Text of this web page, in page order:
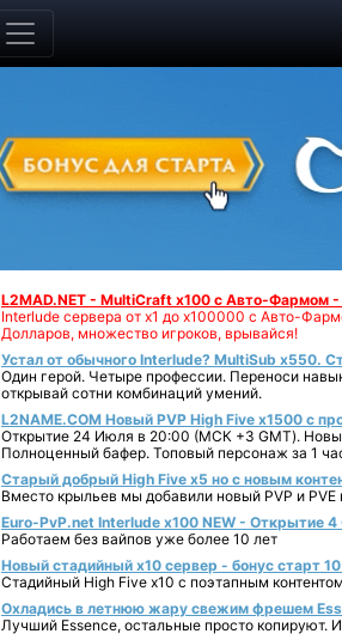
L2MAD.NET - MultiCraft x100 с Авто-Фармом
Interlude сервера от х1 до х100000 с Авто-
Долларов, множество игроков, врывайся!
Устал от обычного Interlude? MultiSub x550.
Один герой. Четыре профессии. Переноси
открывай сотни комбинаций умений.
L2NAME.COM Новый PVP High Five x1500 с
Открытие 24 Июля в 20:00 (МСК +3 GMT).
Полноценный бафер. Топовый персонаж за 1
Старый добрый High Five x5 но с новым
Вместо крыльев мы добавили новый PVP и PVE
Euro-PvP.net Interlude х100 NEW - Открытие 4
Работаем без вайпов уже более 10 лет
Новый стадийный х10 сервер - бонус старт
Стадийный High Five x10 с поэтапным
Охладись в летнюю жару свежим фрешем
Лучший Essence, остальные просто копируют.